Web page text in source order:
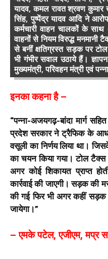
यादव, कमल रावत श्रवण कुमार
सिंह, पुष्पेंद्र यादव आदि ने
कर्मचारी वाहन चालकों के
वाहनों से नियम विरुद्ध मनमानी
से बनीं क्षतिग्रस्त सड़क पर
भी गंभीर सवाल उठाये हैं।
मुख्यमंत्री, परिवहन मंत्री एवं
इनका कहना है –
“पन्ना-अजयगढ़-बांदा मार्ग
प्रदेश सरकार ने ट्रैफिक के
वसूली का निर्णय लिया था।
का चयन किया गया। टोल टैक्स
अगर कोई शिकायत प्राप्त
कार्रवाई की जाएगी। सड़क की
की गई फिर भी अगर कहीं सड़क
जायेगा।”
– एमके पटेल, एजीएम, मप्र